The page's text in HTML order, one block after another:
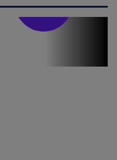
Stirile PRO TV